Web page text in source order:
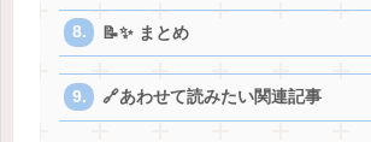
📝✨ まとめ
🔗あわせて読みたい関連記事